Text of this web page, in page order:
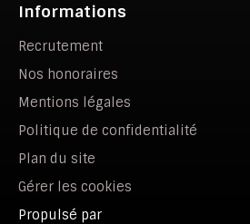
Informations
Recrutement
Nos honoraires
Mentions légales
Politique de confidentialité
Plan du site
Gérer les cookies
Propulsé par